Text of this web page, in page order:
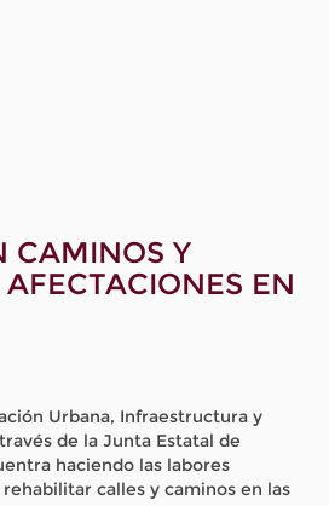
CAMINOS Y
EN
Urbana, Infraestructura y
de la Junta Estatal de
haciendo las labores
calles y caminos en las